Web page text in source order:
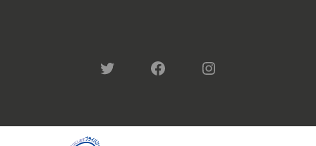
Twitter Facebook Instagram